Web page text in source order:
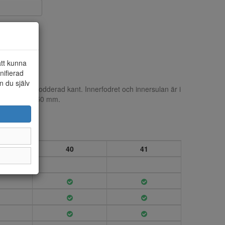
med brodderad kant. Innerfodret och innersulan är i
är ca 50 mm.
40
41
kunna
du själv